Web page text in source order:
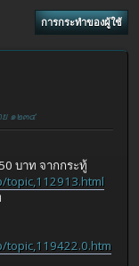
การกระทำของผู้ใช้
ย ๑๒๓๔
บาท จากกระทู้
topic,112913.html
topic,119422.0.htm